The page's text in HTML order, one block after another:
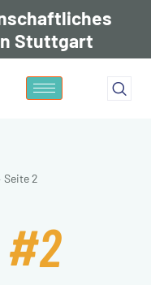
Stuttgart
Seite 2
#2